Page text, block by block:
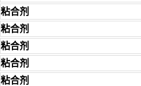
粘合剂
粘合剂
粘合剂
粘合剂
粘合剂